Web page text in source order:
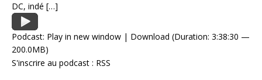
DC, indé […]
Podcast: Play in new window | Download (Duration: 3:38:30 —
200.0MB)
S'inscrire au podcast : RSS